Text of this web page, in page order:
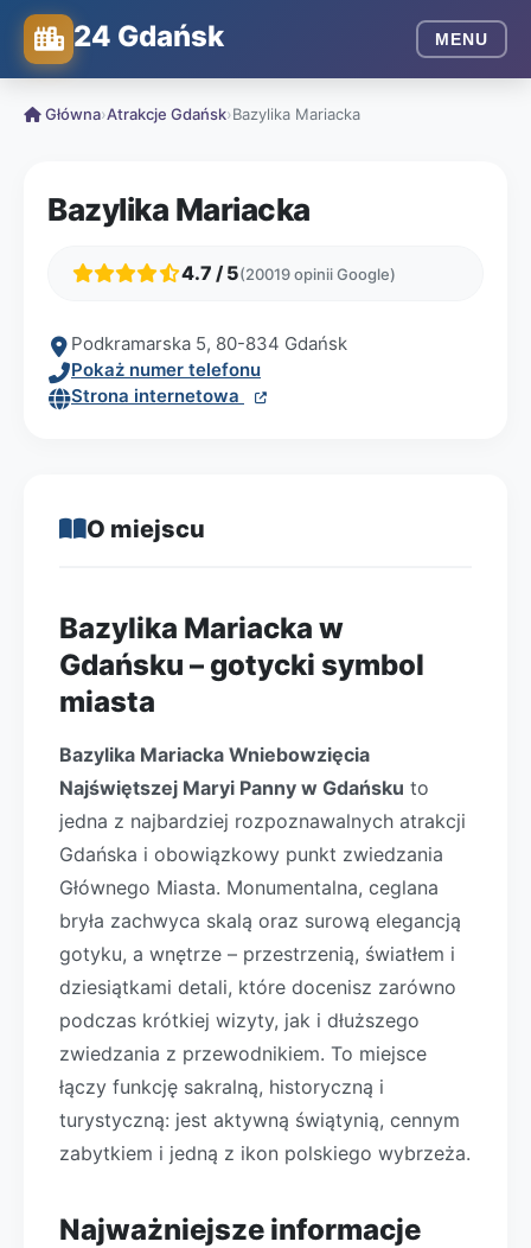
24 Gdańsk MENU
Główna›Atrakcje Gdańsk›Bazylika Mariacka
Bazylika Mariacka
4.7 / 5(20019 opinii Google)
Podkramarska 5, 80-834 Gdańsk
Pokaż numer telefonu
Strona internetowa
O miejscu
Bazylika Mariacka w
Gdańsku – gotycki symbol
miasta
Bazylika Mariacka Wniebowzięcia
Najświętszej Maryi Panny w Gdańsku to
jedna z najbardziej rozpoznawalnych atrakcji
Gdańska i obowiązkowy punkt zwiedzania
Głównego Miasta. Monumentalna, ceglana
bryła zachwyca skalą oraz surową elegancją
gotyku, a wnętrze – przestrzenią, światłem i
dziesiątkami detali, które docenisz zarówno
podczas krótkiej wizyty, jak i dłuższego
zwiedzania z przewodnikiem. To miejsce
łączy funkcję sakralną, historyczną i
turystyczną: jest aktywną świątynią, cennym
zabytkiem i jedną z ikon polskiego wybrzeża.
Najważniejsze informacje